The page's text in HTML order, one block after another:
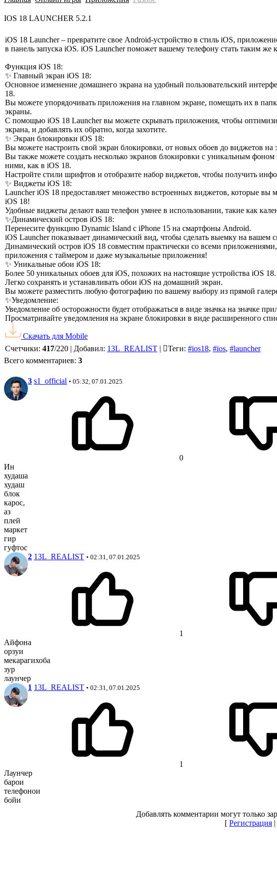
IOS 18 LAUNCHER 5.2.1
iOS 18 Launcher – превратите свое Android-устройство в стиль iOS,
в панель запуска iOS. iOS Launcher поможет вашему телефону стать таким же
Функция iOS 18:
✨ Главный экран iOS 18:
Основное изменение домашнего экрана на удобный пользовательский
18.
Вы можете упорядочивать приложения на главном экране, помещать их в
экраны.
С помощью iOS 18 Launcher вы можете скрывать приложения, чтобы
экрана, и добавлять их обратно, когда захотите.
✨ Экран блокировки iOS 18:
Вы можете настроить свой экран блокировки, от новых обоев до виджетов на
Вы также можете создать несколько экранов блокировки с уникальным
ними, как в iOS 18.
Настройте стили шрифтов и отобразите набор виджетов, чтобы получить
✨ Виджеты iOS 18:
Launcher iOS 18 предоставляет множество встроенных виджетов, которые вы
iOS 18!
Удобные виджеты делают ваш телефон умнее в использовании, такие как
✨Динамический остров iOS 18:
Перенесите функцию Dynamic Island с iPhone 15 на смартфоны Android.
iOS Launcher показывает динамический вид, чтобы сделать выемку на вашем
Динамический остров iOS 18 совместим практически со всеми
приложения с таймером и даже музыкальные приложения!
✨ Уникальные обои iOS 18:
Более 50 уникальных обоев для iOS, похожих на настоящие устройства iOS 18.
Легко сохранять и устанавливать обои iOS на домашний экран.
Вы можете разместить любую фотографию по вашему выбору из прямой
✨Уведомление:
Уведомление об осторожности будет отображаться в виде значка на значке
Просматривайте уведомления на экране блокировки в виде расширенного
Скачать для Mobile
Счетчики: 417/220 | Добавил: 13L_REALIST | Теги: #ios18, #ios, #launcher
Всего комментариев: 3
3 s1_official • 05:32, 07.01.2025
0
Ин
худаша
худаш
блок
карос,
аз
плей
маркет
гир
гуфтос
2 13L_REALIST • 02:31, 07.01.2025
1
Айфона
орзуи
мекарагихоба
зур
лаунчер
1 13L_REALIST • 02:31, 07.01.2025
1
Лаунчер
барои
телефонои
бойи
Добавлять комментарии могут только
[ Регистрация |